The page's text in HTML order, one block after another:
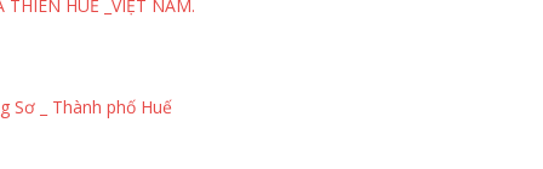
HUẾ _VIỆT NAM.
Sơ _ Thành phố Huế